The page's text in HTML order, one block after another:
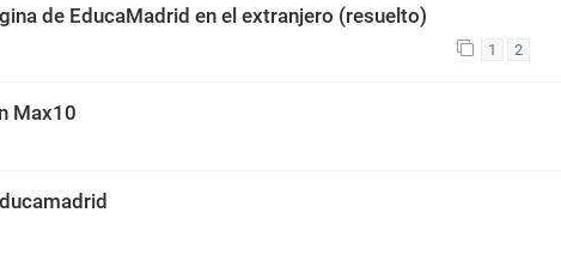
de EducaMadrid en el extranjero (resuelto)
1 2
Max10